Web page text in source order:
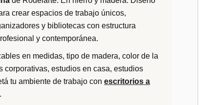
crear espacios de trabajo únicos,
y bibliotecas con estructura
y contemporánea.
en medidas, tipo de madera, color de la
corporativas, estudios en casa, estudios
tu ambiente de trabajo conescritorios a